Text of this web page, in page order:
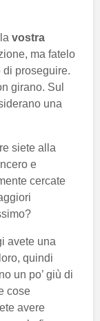
vostra
ma fatelo
di proseguire.
girano. Sul
una
siete alla
e
cercate
avete una
quindi
un po’ giù di
cose
avere